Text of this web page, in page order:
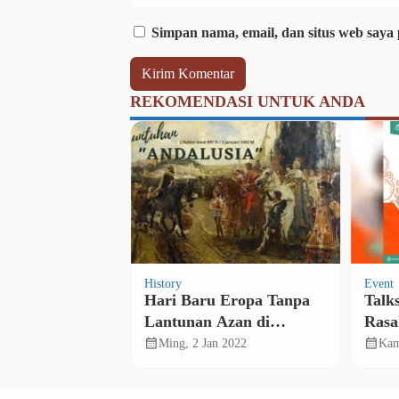
Simpan nama, email, dan situs web
REKOMENDASI UNTUK ANDA
History
Battle of Mohacs,
Kemenangan Kaum
Muslimin yang Tak
calendar_monthSen, 29 Agu 2022
Event
calendar_month